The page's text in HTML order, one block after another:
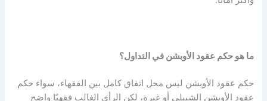
ما هو حكم عقود الأوبشن في التداول؟
حكم عقود الأوبشن ليس محل اتفاق كامل بين الفقهاء، سواء حكم
عقود الأوبشن الشبيلي أو غيرة، لكن الرأي الغالب فقهيًا واضح